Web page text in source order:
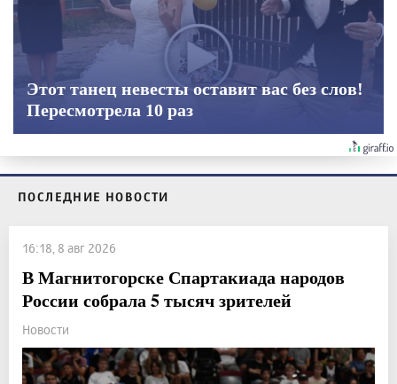
Этот танец невесты оставит вас без слов!
Пересмотрела 10 раз
ПОСЛЕДНИЕ НОВОСТИ
16:18, 8 авг 2026
В Магнитогорске Спартакиада народов
России собрала 5 тысяч зрителей
Новости